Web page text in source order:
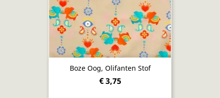
Boze Oog, Olifanten Stof
€ 3,75